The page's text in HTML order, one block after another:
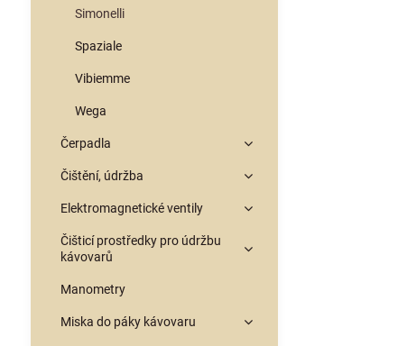
Simonelli
Spaziale
Vibiemme
Wega
Čerpadla
Čištění, údržba
Elektromagnetické ventily
Čišticí prostředky pro údržbu
kávovarů
Manometry
Miska do páky kávovaru